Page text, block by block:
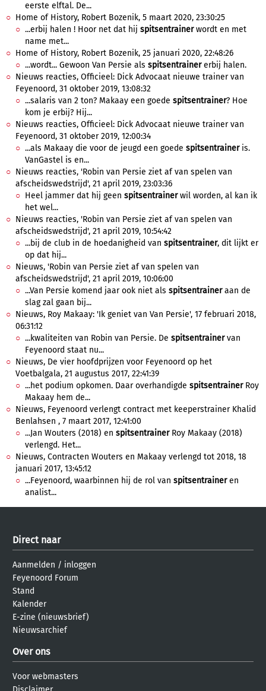
eerste elftal. De...
Home of History, Robert Bozenik, 5 maart 2020, 23:30:25
...erbij halen ! Hoor net dat hij spitsentrainerwordt en met
name met...
Home of History, Robert Bozenik, 25 januari 2020, 22:48:26
...wordt... Gewoon Van Persie als spitsentrainererbij halen.
Nieuws reacties, Officieel: Dick Advocaat nieuwe trainer van
Feyenoord, 31 oktober 2019, 13:08:32
...salaris van 2 ton? Makaay een goede spitsentrainer? Hoe
kom je erbij? Hij...
Nieuws reacties, Officieel: Dick Advocaat nieuwe trainer van
Feyenoord, 31 oktober 2019, 12:00:34
...als Makaay die voor de jeugd een goede spitsentraineris.
VanGastel is en...
Nieuws reacties, 'Robin van Persie ziet af van spelen van
afscheidswedstrijd', 21 april 2019, 23:03:36
Heel jammer dat hij geen spitsentrainerwil worden, al kan ik
het wel...
Nieuws reacties, 'Robin van Persie ziet af van spelen van
afscheidswedstrijd', 21 april 2019, 10:54:42
...bij de club in de hoedanigheid van spitsentrainer, dit lijkt er
op dat hij...
Nieuws, 'Robin van Persie ziet af van spelen van
afscheidswedstrijd', 21 april 2019, 10:06:00
...Van Persie komend jaar ook niet als spitsentraineraan de
slag zal gaan bij...
Nieuws, Roy Makaay: 'Ik geniet van Van Persie', 17 februari 2018,
06:31:12
...kwaliteiten van Robin van Persie. De spitsentrainervan
Feyenoord staat nu...
Nieuws, De vier hoofdprijzen voor Feyenoord op het
Voetbalgala, 21 augustus 2017, 22:41:39
...het podium opkomen. Daar overhandigde spitsentrainerRoy
Makaay hem de...
Nieuws, Feyenoord verlengt contract met keeperstrainer Khalid
Benlahsen , 7 maart 2017, 12:41:00
...Jan Wouters (2018) en spitsentrainerRoy Makaay (2018)
verlengd. Het...
Nieuws, Contracten Wouters en Makaay verlengd tot 2018, 18
januari 2017, 13:45:12
...Feyenoord, waarbinnen hij de rol van spitsentraineren
analist...
Direct naar
Aanmelden / inloggen
Feyenoord Forum
Stand
Kalender
E-zine (nieuwsbrief)
Nieuwsarchief
Over ons
Voor webmasters